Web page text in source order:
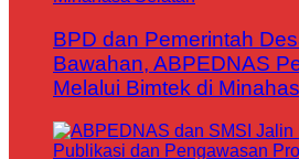
BPD dan Pemerintah
Bawahan, ABPEDNAS
Melalui Bimtek di